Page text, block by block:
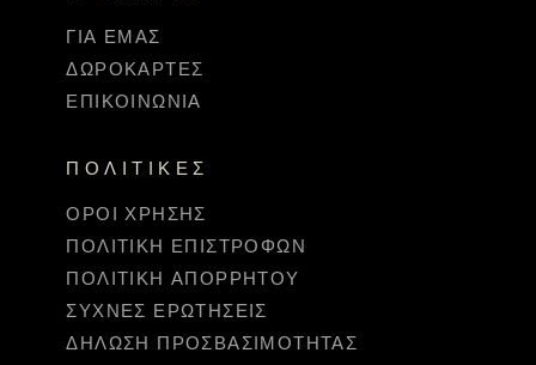
ΓΙΑ ΕΜΆΣ
ΔΩΡΟΚΆΡΤΕΣ
ΕΠΙΚΟΙΝΩΝΊΑ
ΠΟΛΙΤΙΚΈΣ
ΌΡΟΙ ΧΡΉΣΗΣ
ΠΟΛΙΤΙΚΉ ΕΠΙΣΤΡΟΦΏΝ
ΠΟΛΙΤΙΚΉ ΑΠΟΡΡΉΤΟΥ
ΣΥΧΝΈΣ ΕΡΩΤΉΣΕΙΣ
ΔΉΛΩΣΗ ΠΡΟΣΒΑΣΙΜΌΤΗΤΑΣ